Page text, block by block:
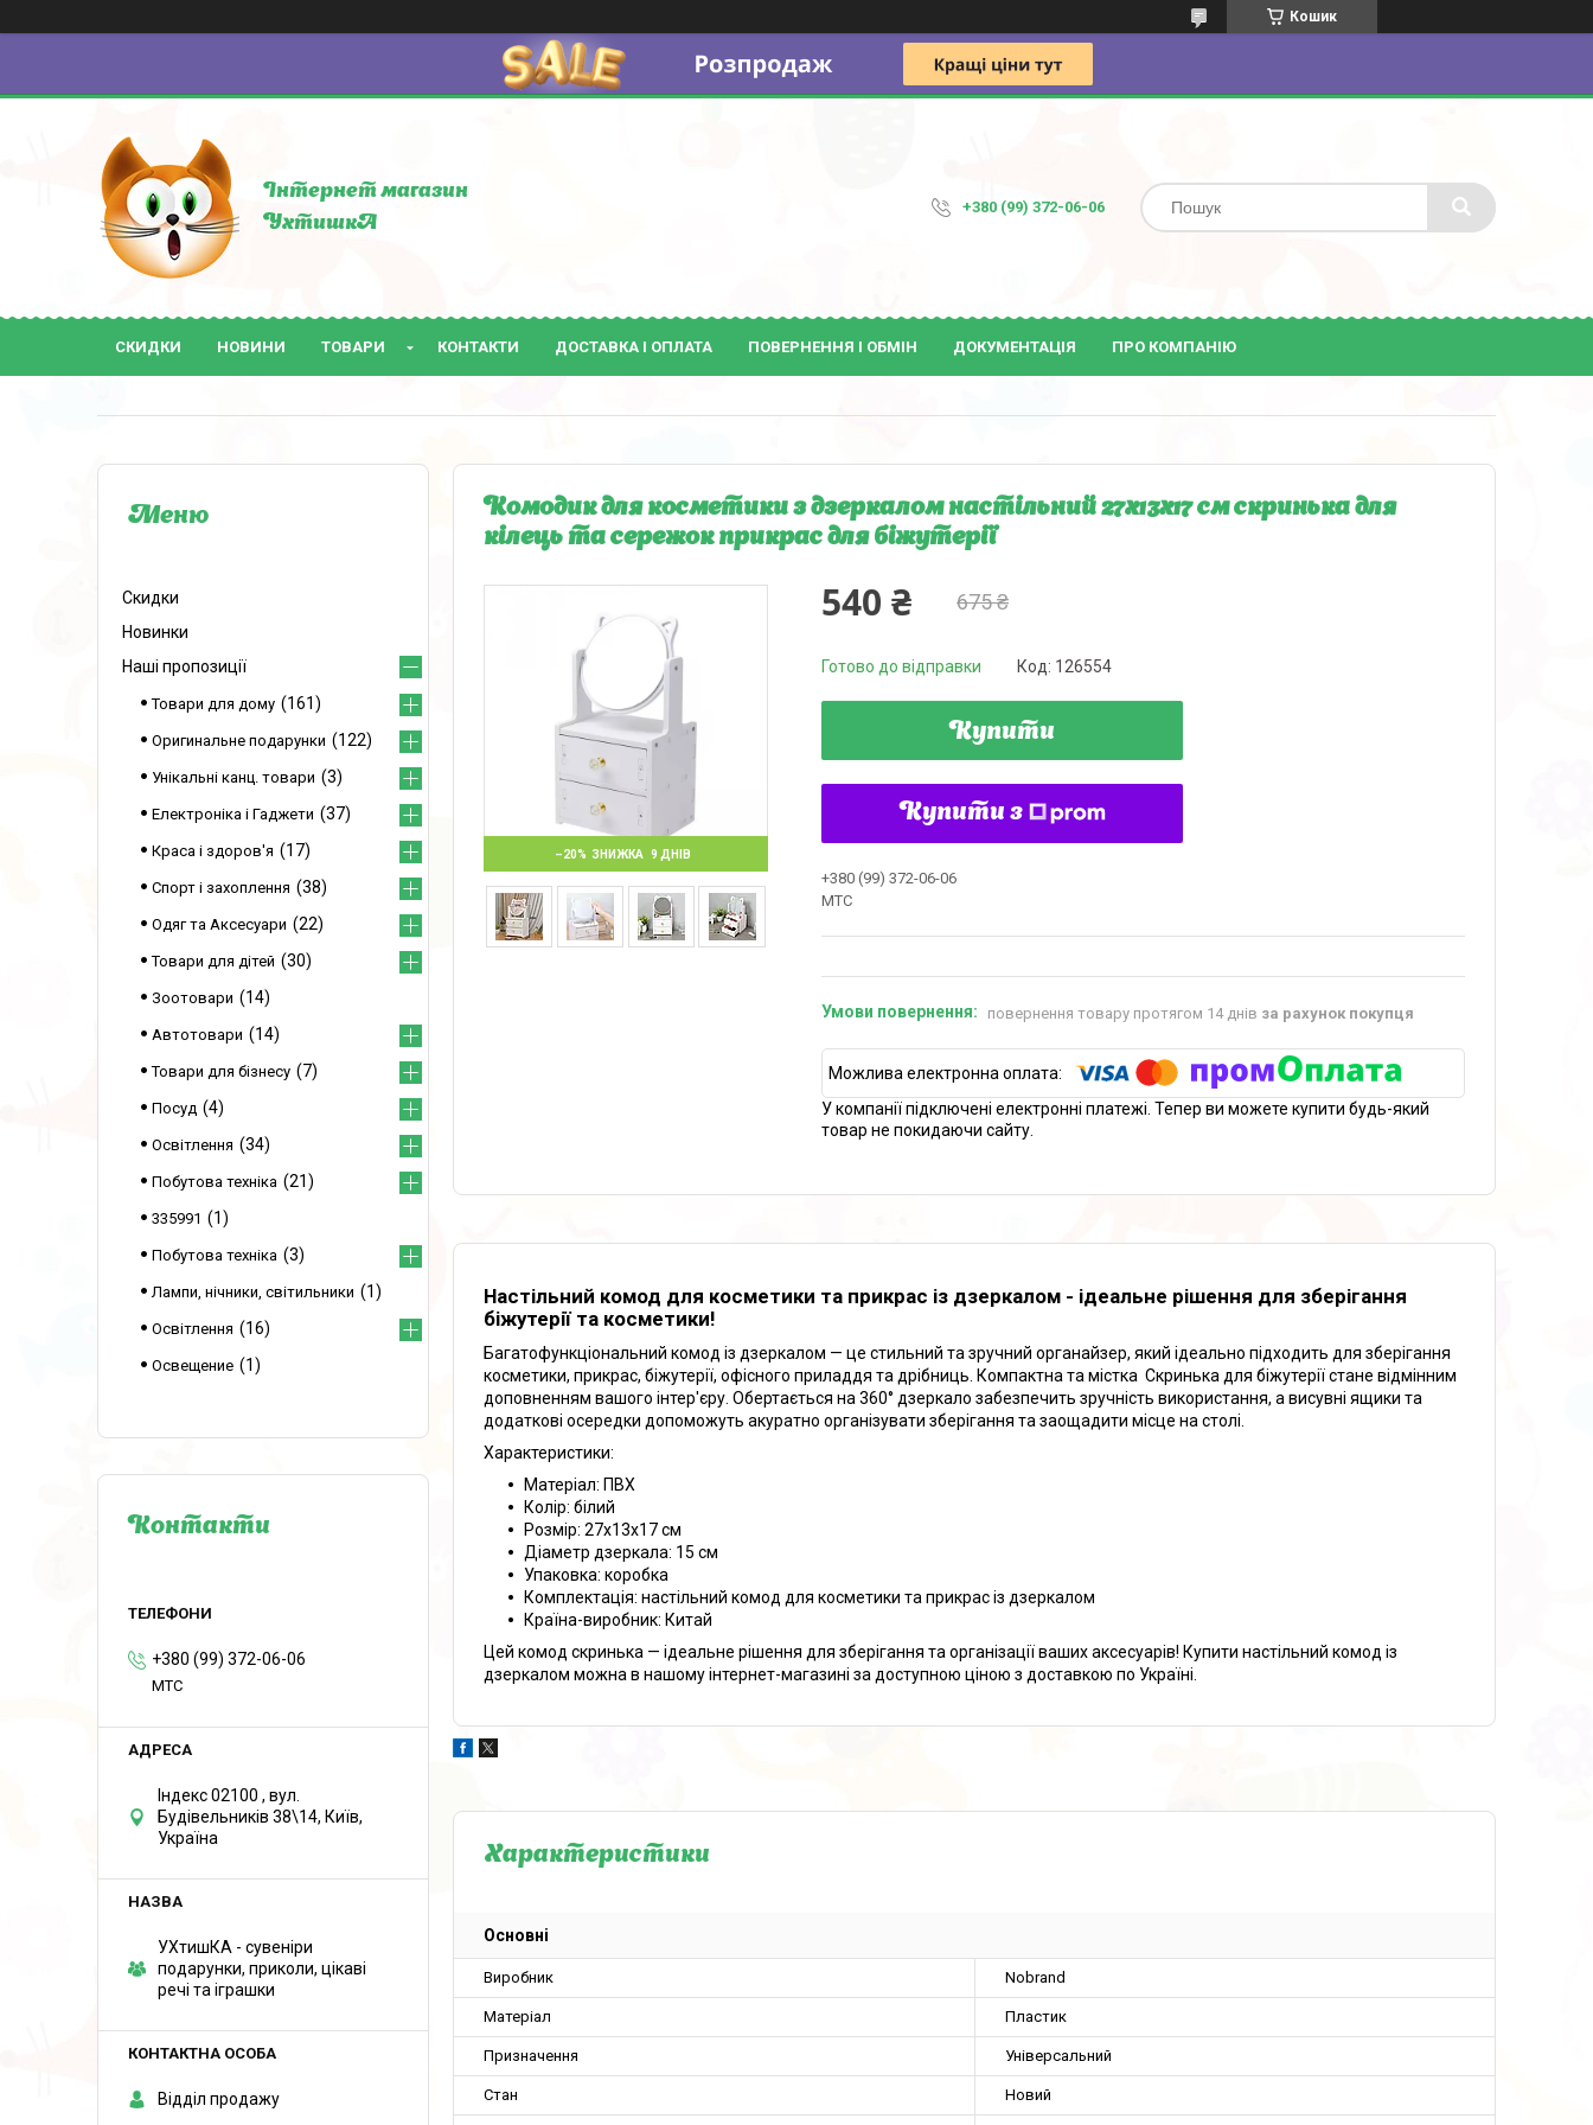
Кошик
Інтернет магазин
УхтишкА
+380 (99) 372-06-06
СКИДКИ НОВИНИ ТОВАРИ КОНТАКТИ ДОСТАВКА І ОПЛАТА ПОВЕРНЕННЯ І ОБМІН ДОКУМЕНТАЦІЯ ПРО КОМПАНІЮ
Комодик для косметики з дзеркалом настільний 27х13х17 см скринька для
кілець та сережок прикрас для біжутерії
–20% 9 ДНІВ
675 ₴
540 ₴
Готово до відправки Код: 126554
Купити
Купити з
+380 (99) 372-06-06
MTC
повернення товару протягом 14 днів за рахунок покупця
У компанії підключені електронні платежі. Тепер ви можете купити будь-який
товар не покидаючи сайту.
Настільний комод для косметики та прикрас із дзеркалом - ідеальне рішення для зберігання
біжутерії та косметики!
Багатофункціональний комод із дзеркалом — це стильний та зручний органайзер, який ідеально підходить для зберігання
косметики, прикрас, біжутерії, офісного приладдя та дрібниць. Компактна та містка Скринька для біжутерії стане відмінним
доповненням вашого інтер'єру. Обертається на 360° дзеркало забезпечить зручність використання, а висувні ящики та
додаткові осередки допоможуть акуратно організувати зберігання та заощадити місце на столі.
Характеристики:
Матеріал: ПВХ
Колір: білий
Розмір: 27х13х17 см
Діаметр дзеркала: 15 см
Упаковка: коробка
Комплектація: настільний комод для косметики та прикрас із дзеркалом
Країна-виробник: Китай
Цей комод скринька — ідеальне рішення для зберігання та організації ваших аксесуарів! Купити настільний комод із
дзеркалом можна в нашому інтернет-магазині за доступною ціною з доставкою по Україні.
Характеристики
Основні
Виробник Nobrand
Матеріал Пластик
Призначення Універсальний
Стан Новий
Скидки
Новинки
Наші пропозиції
Товари для дому 161
Оригинальне подарунки 122
Унікальні канц. товари 3
Електроніка і Гаджети 37
Краса і здоров'я 17
Спорт і захоплення 38
Одяг та Аксесуари 22
Товари для дітей 30
Зоотовари 14
Автотовари 14
Товари для бізнесу 7
Посуд 4
Освітлення 34
Побутова техніка 21
335991 1
Побутова техніка 3
Лампи, нічники, світильники 1
Освітлення 16
Освещение 1
Контакти
+380 (99) 372-06-06
MTC
Індекс 02100 , вул.
Будівельників 38\14, Київ,
Україна
УХтишКА - сувеніри
подарунки, приколи, цікаві
речі та іграшки
Відділ продажу